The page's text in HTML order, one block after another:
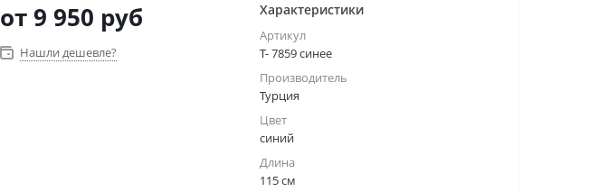
от9 950 руб
Нашли дешевле?
Характеристики
Артикул
Т- 7859 синее
Производитель
Турция
Цвет
синий
Длина
115 см